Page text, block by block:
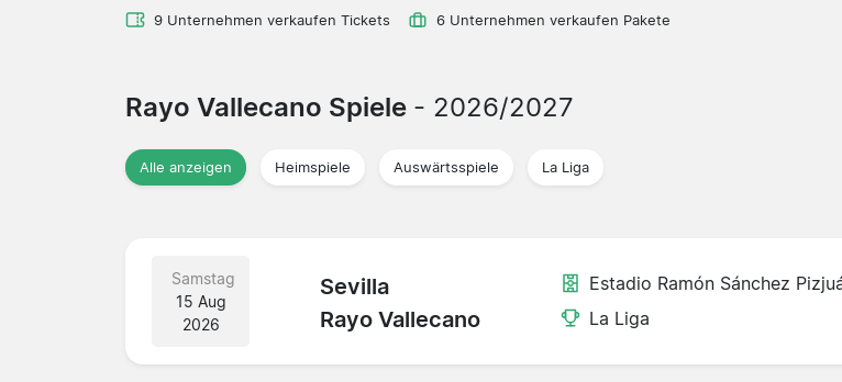
9 Unternehmen verkaufen Tickets 6 Unternehmen verkaufen Pakete
Rayo Vallecano Spiele - 2026/2027
Alle anzeigen Heimspiele Auswärtsspiele La Liga
Samstag
15 Aug
2026
Sevilla
Rayo Vallecano
Estadio Ramón Sánchez
La Liga